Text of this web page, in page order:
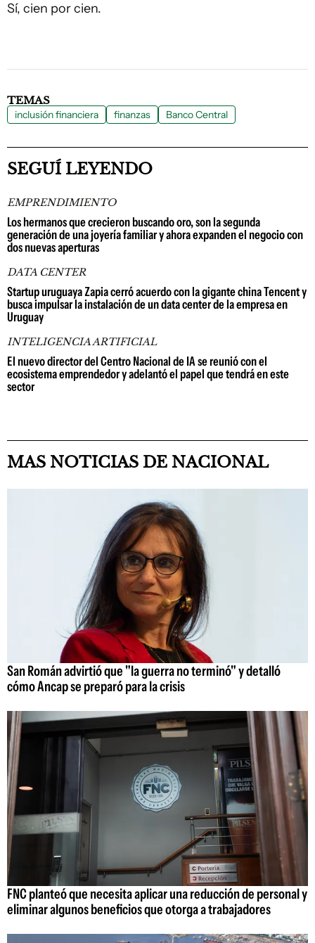
Sí, cien por cien.
TEMAS
inclusión financiera finanzas Banco Central
SEGUÍ LEYENDO
EMPRENDIMIENTO
Los hermanos que crecieron buscando oro, son la segunda
generación de una joyería familiar y ahora expanden el negocio con
dos nuevas aperturas
DATA CENTER
Startup uruguaya Zapia cerró acuerdo con la gigante china Tencent y
busca impulsar la instalación de un data center de la empresa en
Uruguay
INTELIGENCIA ARTIFICIAL
El nuevo director del Centro Nacional de IA se reunió con el
ecosistema emprendedor y adelantó el papel que tendrá en este
sector
MAS NOTICIAS DE NACIONAL
San Román advirtió que "la guerra no terminó" y detalló
cómo Ancap se preparó para la crisis
FNC planteó que necesita aplicar una reducción de personal y
eliminar algunos beneficios que otorga a trabajadores